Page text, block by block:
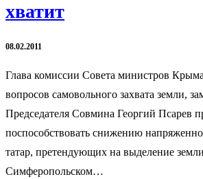
хватит
08.02.2011
Глава комиссии Совета министров
вопросов самовольного захвата земли,
Председателя Совмина Георгий Псарев
поспособствовать снижению
татар, претендующих на выделение
Симферопольском…